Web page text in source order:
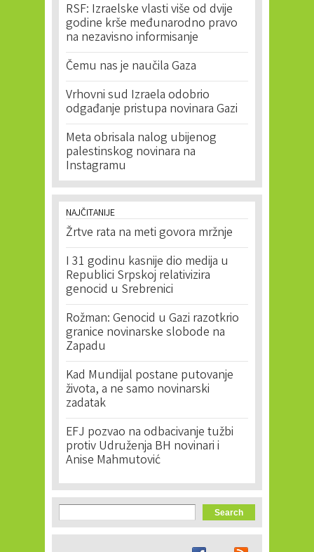
RSF: Izraelske vlasti više od dvije
godine krše međunarodno pravo
na nezavisno informisanje
Čemu nas je naučila Gaza
Vrhovni sud Izraela odobrio
odgađanje pristupa novinara Gazi
Meta obrisala nalog ubijenog
palestinskog novinara na
Instagramu
NAJČITANIJE
Žrtve rata na meti govora mržnje
I 31 godinu kasnije dio medija u
Republici Srpskoj relativizira
genocid u Srebrenici
Rožman: Genocid u Gazi razotkrio
granice novinarske slobode na
Zapadu
Kad Mundijal postane putovanje
života, a ne samo novinarski
zadatak
EFJ pozvao na odbacivanje tužbi
protiv Udruženja BH novinari i
Anise Mahmutović
Search form
Search